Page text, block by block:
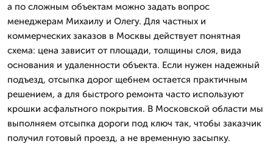
а по сложным объектам можно задать вопрос
менеджерам Михаилу и Олегу. Для частных и
коммерческих заказов в Москвы действует понятная
схема: цена зависит от площади, толщины слоя, вида
основания и удаленности объекта. Если нужен надежный
подъезд, отсыпка дорог щебнем остается практичным
решением, а для быстрого ремонта часто используют
крошки асфальтного покрытия. В Московской области мы
выполняем отсыпка дороги под ключ так, чтобы заказчик
получил готовый проезд, а не временную засыпку.